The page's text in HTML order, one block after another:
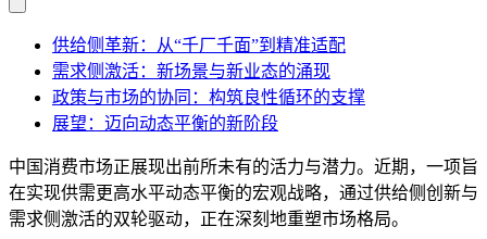
供给侧革新：从“千厂千面”到精准适配
需求侧激活：新场景与新业态的涌现
政策与市场的协同：构筑良性循环的支撑
展望：迈向动态平衡的新阶段
中国消费市场正展现出前所未有的活力与潜力。近期，一项旨
在实现供需更高水平动态平衡的宏观战略，通过供给侧创新与
需求侧激活的双轮驱动，正在深刻地重塑市场格局。